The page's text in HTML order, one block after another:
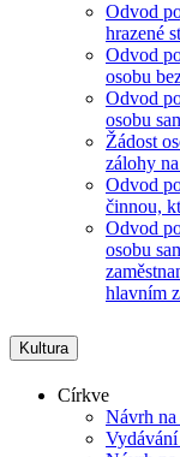
Odvod
hrazené
Odvod
osobu
Odvod
osobu
Žádost
zálohy
Odvod
činnou,
Odvod
osobu
hlavním
Kultura
Církve
Návrh